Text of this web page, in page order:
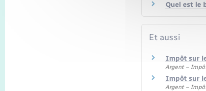
Quel est le
Et aussi
Impôt sur
Argent –
Impôt sur
Argent –